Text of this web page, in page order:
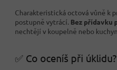
Charakteristická octová vůně k
postupně vytrácí. Bez přídavku
nechtějí v koupelně nebo
✅ Co oceníš při úklidu?